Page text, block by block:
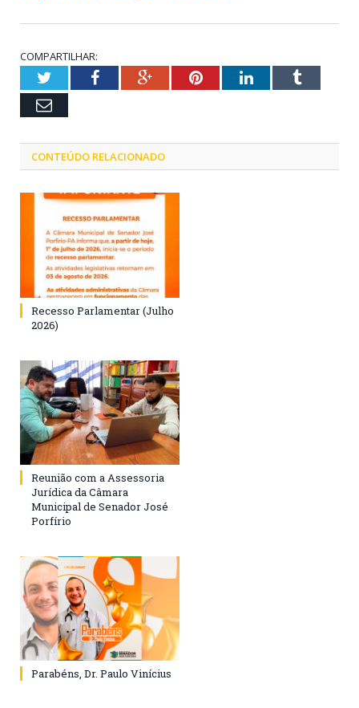
COMPARTILHAR:
TwitterFacebookGoogle+PinterestLinkedInTumblr
Email
CONTEÚDO RELACIONADO
Recesso Parlamentar (Julho
2026)
Reunião com a Assessoria
Jurídica da Câmara
Municipal de Senador José
Porfírio
Parabéns, Dr. Paulo Vinícius